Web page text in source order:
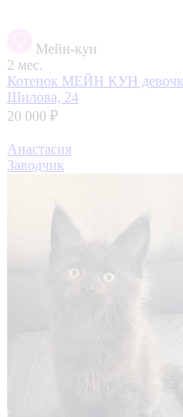
Мейн-кун
2 мес.
Котенок МЕЙН КУН
Шилова, 24
20 000 ₽
Анастасия
Заводчик